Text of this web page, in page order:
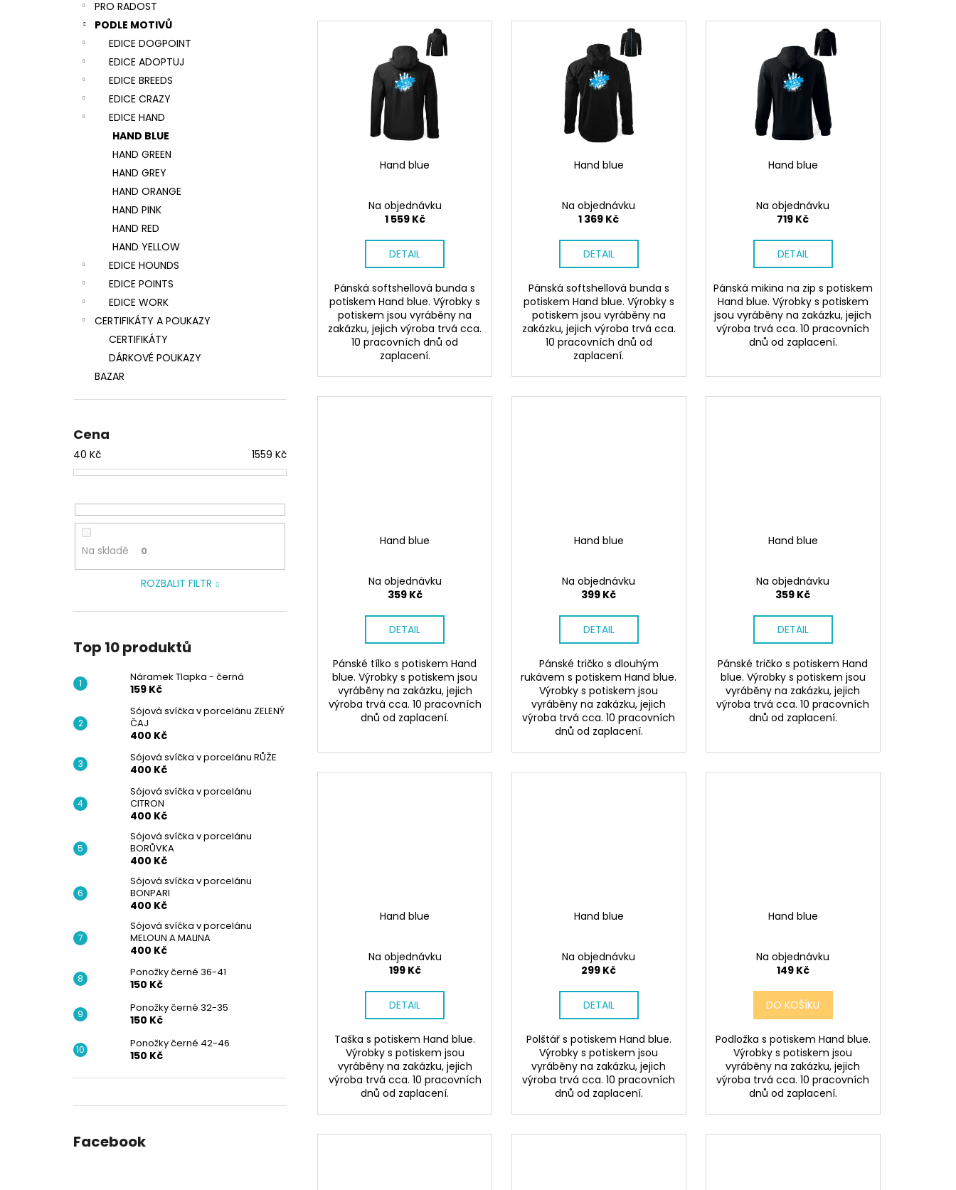
PRO RADOST
PODLE MOTIVŮ
EDICE DOGPOINT
EDICE ADOPTUJ
EDICE BREEDS
EDICE CRAZY
EDICE HAND
HAND BLUE
HAND GREEN
HAND GREY
HAND ORANGE
HAND PINK
HAND RED
HAND YELLOW
EDICE HOUNDS
EDICE POINTS
EDICE WORK
CERTIFIKÁTY A POUKAZY
CERTIFIKÁTY
DÁRKOVÉ POUKAZY
BAZAR
Cena
40 Kč 1559 Kč
Na skladě 0
ROZBALIT FILTR
Top 10 produktů
Náramek Tlapka - černá
159 Kč
Sójová svíčka v porcelánu ZELENÝ
ČAJ
400 Kč
Sójová svíčka v porcelánu RŮŽE
400 Kč
Sójová svíčka v porcelánu
CITRON
400 Kč
Sójová svíčka v porcelánu
BORŮVKA
400 Kč
Sójová svíčka v porcelánu
BONPARI
400 Kč
Sójová svíčka v porcelánu
MELOUN A MALINA
400 Kč
Ponožky černé 36-41
150 Kč
Ponožky černé 32-35
150 Kč
Ponožky černé 42-46
150 Kč
Facebook
V
Hand blue
Na objednávku
1 559 Kč
DETAIL
Pánská softshellová bunda s
potiskem Hand blue. Výrobky s
potiskem jsou vyráběny na
zakázku, jejich výroba trvá cca.
10 pracovních dnů od
zaplacení.
Hand blue
Na objednávku
1 369 Kč
DETAIL
Pánská softshellová bunda s
potiskem Hand blue. Výrobky s
potiskem jsou vyráběny na
zakázku, jejich výroba trvá cca.
10 pracovních dnů od
zaplacení.
Hand blue
Na objednávku
719 Kč
DETAIL
Pánská mikina na zip s potiskem
Hand blue. Výrobky s potiskem
jsou vyráběny na zakázku, jejich
výroba trvá cca. 10 pracovních
dnů od zaplacení.
Hand blue
Na objednávku
359 Kč
DETAIL
Pánské tílko s potiskem Hand
blue. Výrobky s potiskem jsou
vyráběny na zakázku, jejich
výroba trvá cca. 10 pracovních
dnů od zaplacení.
Hand blue
Na objednávku
399 Kč
DETAIL
Pánské tričko s dlouhým
rukávem s potiskem Hand blue.
Výrobky s potiskem jsou
vyráběny na zakázku, jejich
výroba trvá cca. 10 pracovních
dnů od zaplacení.
Hand blue
Na objednávku
359 Kč
DETAIL
Pánské tričko s potiskem Hand
blue. Výrobky s potiskem jsou
vyráběny na zakázku, jejich
výroba trvá cca. 10 pracovních
dnů od zaplacení.
Hand blue
Na objednávku
199 Kč
DETAIL
Taška s potiskem Hand blue.
Výrobky s potiskem jsou
vyráběny na zakázku, jejich
výroba trvá cca. 10 pracovních
dnů od zaplacení.
Hand blue
Na objednávku
299 Kč
DETAIL
Polštář s potiskem Hand blue.
Výrobky s potiskem jsou
vyráběny na zakázku, jejich
výroba trvá cca. 10 pracovních
dnů od zaplacení.
Hand blue
Na objednávku
149 Kč
DO KOŠÍKU
Podložka s potiskem Hand blue.
Výrobky s potiskem jsou
vyráběny na zakázku, jejich
výroba trvá cca. 10 pracovních
dnů od zaplacení.
NÁRAMEK TLAPKA - ČERNÁ
159 Kč
400 Kč